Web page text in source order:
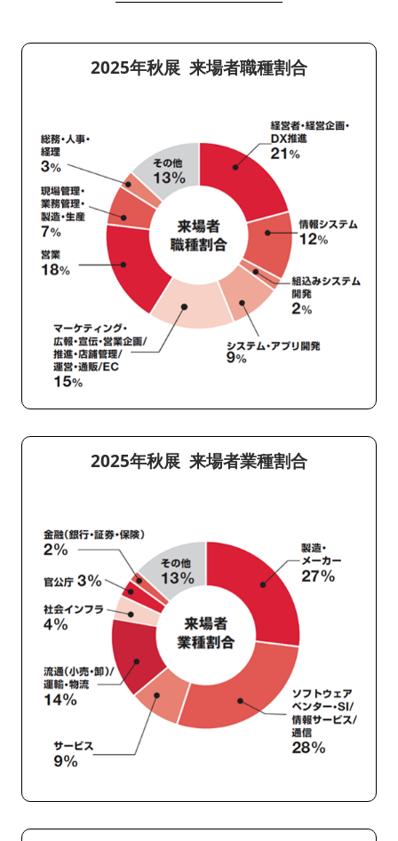
2025年秋展 来場者職種割合
2025年秋展 来場者業種割合